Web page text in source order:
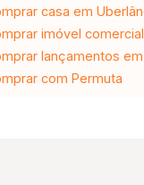
casa em
imóvel
lançamentos
com Permuta